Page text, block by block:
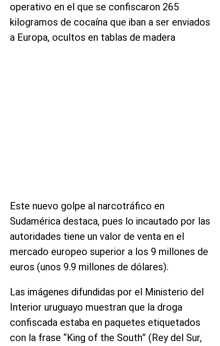
operativo en el que se confiscaron 265
kilogramos de cocaína que iban a ser enviados
a Europa, ocultos en tablas de madera
Este nuevo golpe al narcotráfico en
Sudamérica destaca, pues lo incautado por las
autoridades tiene un valor de venta en el
mercado europeo superior a los 9 millones de
euros (unos 9.9 millones de dólares).
Las imágenes difundidas por el Ministerio del
Interior uruguayo muestran que la droga
confiscada estaba en paquetes etiquetados
con la frase “King of the South” (Rey del Sur,